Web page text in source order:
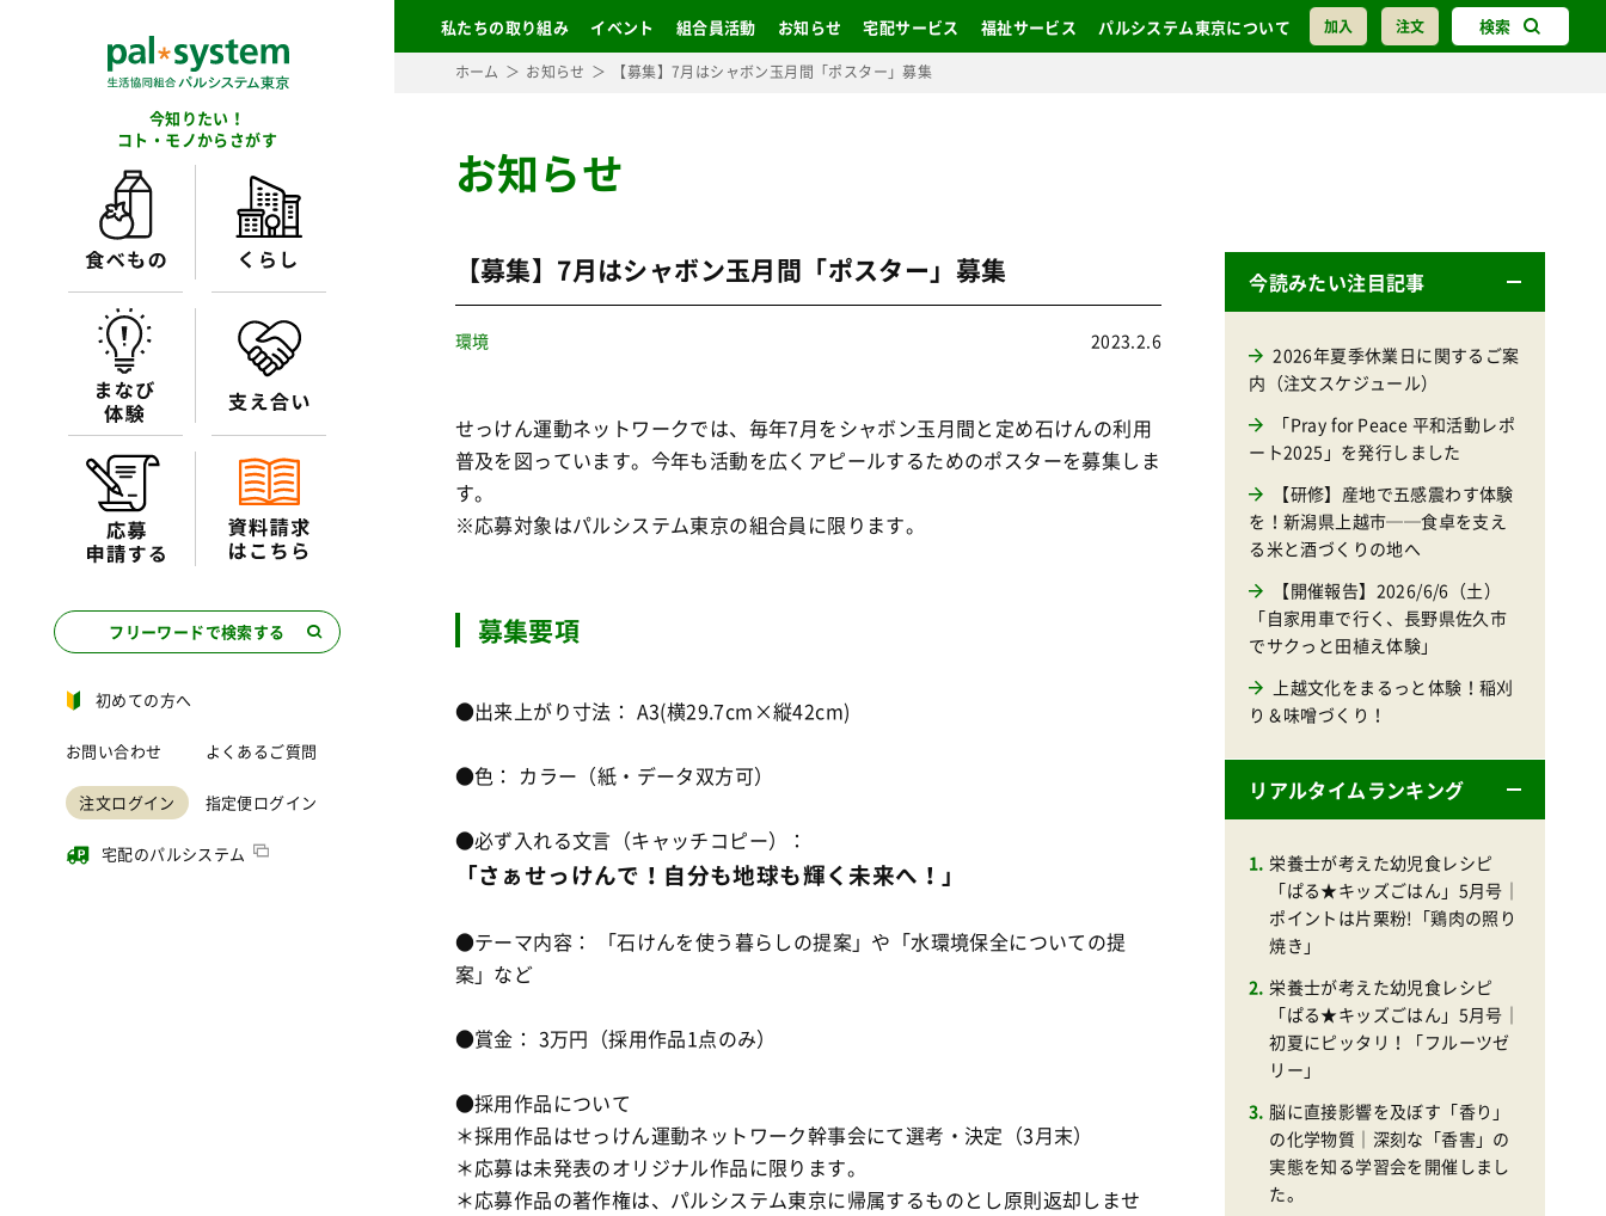
加入 注文 検索
私たちの取り組み イベント 組合員活動 お知らせ 宅配サービス 福祉サービス パルシステム東京について
今知りたい！
コト・モノからさがす
フリーワードで検索する
初めての方へ
お問い合わせ よくあるご質問
注文ログイン 指定便ログイン
宅配のパルシステム
ホーム お知らせ 【募集】7月はシャボン玉月間「ポスター」募集
お知らせ
【募集】7月はシャボン玉月間「ポスター」募集
環境 2023.2.6
せっけん運動ネットワークでは、毎年7月をシャボン玉月間と定め石けんの利用
普及を図っています。今年も活動を広くアピールするためのポスターを募集しま
す。
※応募対象はパルシステム東京の組合員に限ります。
募集要項
●出来上がり寸法： A3(横29.7cm×縦42cm)
●色： カラー（紙・データ双方可）
●必ず入れる文言（キャッチコピー）：
「さぁせっけんで！自分も地球も輝く未来へ！」
●テーマ内容： 「石けんを使う暮らしの提案」や「水環境保全についての提
案」など
●賞金： 3万円（採用作品1点のみ）
●採用作品について
＊採用作品はせっけん運動ネットワーク幹事会にて選考・決定（3月末）
＊応募は未発表のオリジナル作品に限ります。
＊応募作品の著作権は、パルシステム東京に帰属するものとし原則返却しませ
今読みたい注目記事
2026年夏季休業日に関するご案
内（注文スケジュール）
「Pray for Peace 平和活動レポ
ート2025」を発行しました
【研修】産地で五感震わす体験
を！新潟県上越市──食卓を支え
る米と酒づくりの地へ
【開催報告】2026/6/6（土）
「自家用車で行く、長野県佐久市
でサクっと田植え体験」
上越文化をまるっと体験！稲刈
り＆味噌づくり！
リアルタイムランキング
栄養士が考えた幼児食レシピ
「ぱる★キッズごはん」5月号｜
ポイントは片栗粉!「鶏肉の照り
焼き」
栄養士が考えた幼児食レシピ
「ぱる★キッズごはん」5月号｜
初夏にピッタリ！「フルーツゼ
リー」
脳に直接影響を及ぼす「香り」
の化学物質｜深刻な「香害」の
実態を知る学習会を開催しまし
た。